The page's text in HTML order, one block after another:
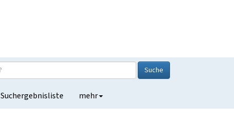
Suche
Suchergebnisliste mehr